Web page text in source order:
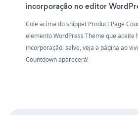
incorporação no editor
Cole acima do snippet Product Page
elemento WordPress Theme que aceite
incorporação. salve, veja a página ao
Countdown aparecerá!